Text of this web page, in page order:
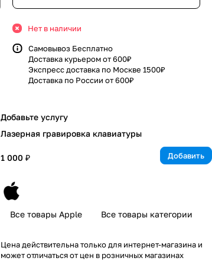
Нет в наличии
Самовывоз Бесплатно
Доставка курьером от 600₽
Экспресс доставка по Москве 1500₽
Доставка по России от 600₽
Добавьте услугу
Лазерная гравировка клавиатуры
1 000 ₽ Добавить
Все товары Apple Все товары категории
Цена действительна только для интернет-магазина и
может отличаться от цен в розничных магазинах